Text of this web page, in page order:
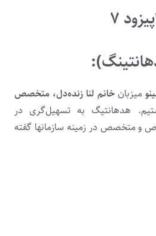
۷
میزبانخانم لنا زنده‌دل، متخصص
هدهانتیگ به تسهیل‌گری در
و متخصص در زمینه سازمانها گفته